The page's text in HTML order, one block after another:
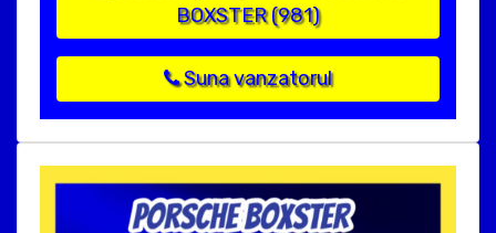
BOXSTER (981)
Suna vanzatorul